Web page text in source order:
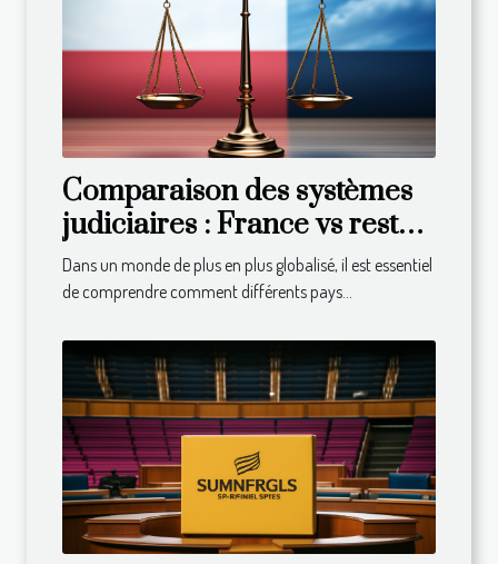
Comparaison des systèmes
judiciaires : France vs reste
du monde
Dans un monde de plus en plus globalisé, il est essentiel
de comprendre comment différents pays...